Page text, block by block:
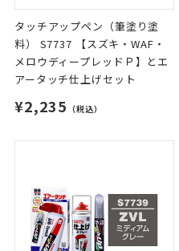
タッチアップペン（筆塗り塗
料） S7737 【スズキ・WAF・
メロウディープレッドＰ】とエ
アータッチ仕上げセット
¥2,235 （税込）